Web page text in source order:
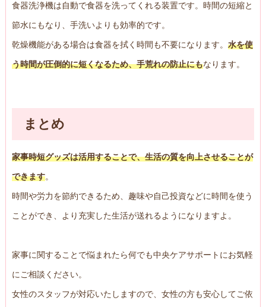
食器洗浄機は自動で食器を洗ってくれる装置です。時間の短縮と
節水にもなり、手洗いよりも効率的です。
乾燥機能がある場合は食器を拭く時間も不要になります。 水を使
う時間が圧倒的に短くなるため、手荒れの防止にもなります。
まとめ
家事時短グッズは活用することで、生活の質を向上させることが
できます。
時間や労力を節約できるため、趣味や自己投資などに時間を使う
ことができ、より充実した生活が送れるようになりますよ。
家事に関することで悩まれたら何でも中央ケアサポートにお気軽
にご相談ください。
女性のスタッフが対応いたしますので、女性の方も安心してご依